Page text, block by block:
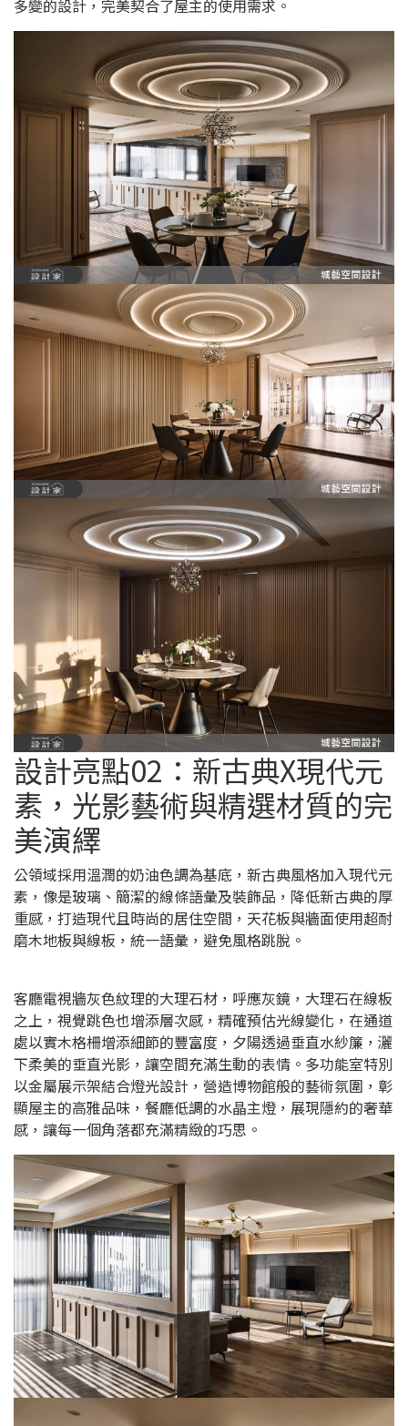
多變的設計，完美契合了屋主的使用需求。
設計亮點02：新古典X現代元
素，光影藝術與精選材質的完
美演繹
公領域採用溫潤的奶油色調為基底，新古典風格加入現代元
素，像是玻璃、簡潔的線條語彙及裝飾品，降低新古典的厚
重感，打造現代且時尚的居住空間，天花板與牆面使用超耐
磨木地板與線板，統一語彙，避免風格跳脫。
客廳電視牆灰色紋理的大理石材，呼應灰鏡，大理石在線板
之上，視覺跳色也增添層次感，精確預估光線變化，在通道
處以實木格柵增添細節的豐富度，夕陽透過垂直水紗簾，灑
下柔美的垂直光影，讓空間充滿生動的表情。多功能室特別
以金屬展示架結合燈光設計，營造博物館般的藝術氛圍，彰
顯屋主的高雅品味，餐廳低調的水晶主燈，展現隱約的奢華
感，讓每一個角落都充滿精緻的巧思。